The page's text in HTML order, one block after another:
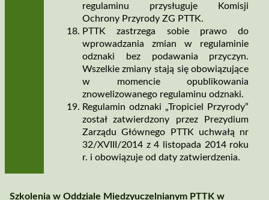
regulaminu przysługuje Komisji
Ochrony Przyrody ZG PTTK.
PTTK zastrzega sobie prawo do
wprowadzania zmian w regulaminie
odznaki bez podawania przyczyn.
Wszelkie zmiany stają się obowiązujące
w momencie opublikowania
znowelizowanego regulaminu odznaki.
Regulamin odznaki „Tropiciel Przyrody”
został zatwierdzony przez Prezydium
Zarządu Głównego PTTK uchwałą nr
32/XVIII/2014 z 4 listopada 2014 roku
r. i obowiązuje od daty zatwierdzenia.
Szkolenia w Oddziale Międzyuczelnianym PTTK w